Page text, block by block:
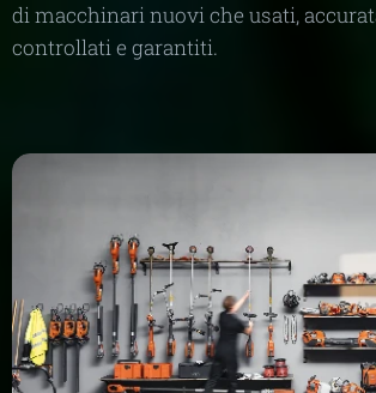
di macchinari nuovi che usati,
controllati e garantiti.